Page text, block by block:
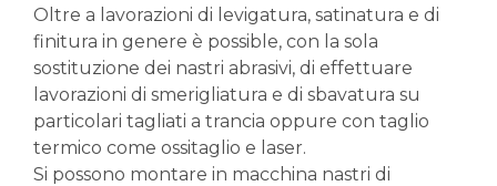
Oltre a lavorazioni di levigatura, satinatura e di
finitura in genere è possible, con la sola
sostituzione dei nastri abrasivi, di effettuare
lavorazioni di smerigliatura e di sbavatura su
particolari tagliati a trancia oppure con taglio
termico come ossitaglio e laser.
Si possono montare in macchina nastri di